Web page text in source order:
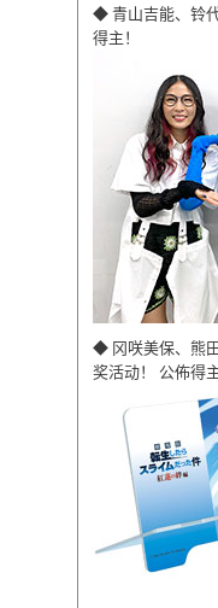
◆ 青山吉能、铃
得主！
◆ 冈咲美保、熊
奖活动！ 公佈得主